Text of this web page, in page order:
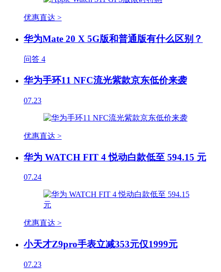
优惠直达 >
华为Mate 20 X 5G版和普通版有什么区别？
问答 4
华为手环11 NFC流光紫款京东低价来袭
07.23
优惠直达 >
华为 WATCH FIT 4 悦动白款低至 594.15 元
07.24
优惠直达 >
小天才Z9pro手表立减353元仅1999元
07.23